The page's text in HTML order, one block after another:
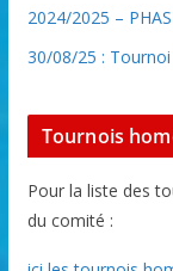
2024/2025 –
30/08/25 :
Tournois
Pour la liste des
du comité :